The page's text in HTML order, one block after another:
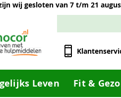
wij gesloten van 7 t/m 21
Leven Fit &